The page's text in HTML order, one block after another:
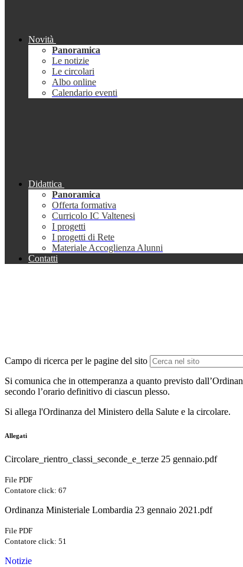
Novità
Panoramica
Le notizie
Le circolari
Albo online
Calendario eventi
Didattica
Panoramica
Offerta formativa
Curricolo IC Valtenesi
I progetti
I progetti di Rete
Materiale Accoglienza Alunni
Contatti
Campo di ricerca per le pagine del sito
Si comunica che in ottemperanza a quanto previsto
secondo l’orario definitivo di ciascun plesso.
Si allega l'Ordinanza del Ministero della Salute e la circolare.
Allegati
Circolare_rientro_classi_seconde_e_terze 25 gennaio.pdf
File PDF
Contatore click: 67
Ordinanza Ministeriale Lombardia 23 gennaio 2021.pdf
File PDF
Contatore click: 51
Notizie